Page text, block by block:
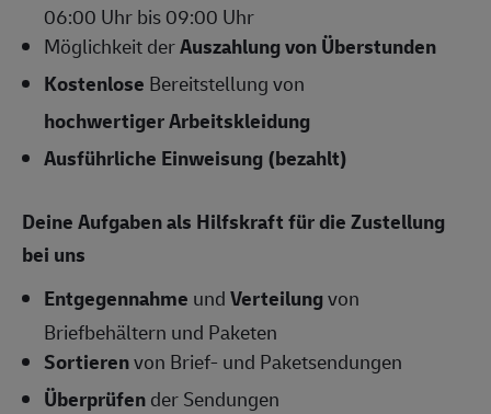
06:00 Uhr bis 09:00 Uhr
Möglichkeit derAuszahlung von Überstunden
Kostenlose Bereitstellung von
hochwertiger Arbeitskleidung
Ausführliche Einweisung (bezahlt)
Deine Aufgaben als Hilfskraft für die Zustellung
bei uns
Entgegennahme undVerteilungvon
Briefbehältern und Paketen
Sortierenvon Brief- und Paketsendungen
Überprüfender Sendungen